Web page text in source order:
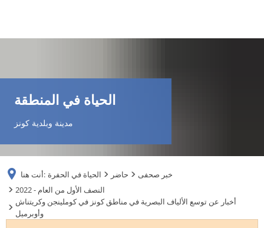
TR
الحياة في المنطقة
مدينة وبلدية كونز
أنت هنا: الحياة في الحفرة حاضر
خبر صحفى
2022 - النصف الأول من العام
أخبار عن توسع الألياف البصرية في مناطق كونز في كوملينجن وكريتناش
وأوبرميل